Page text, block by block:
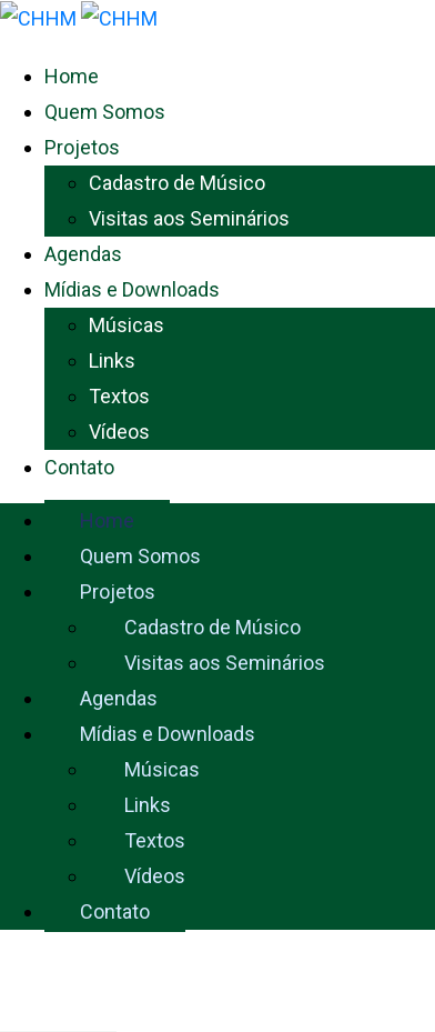
Home
Quem Somos
Projetos
Cadastro de Músico
Visitas aos Seminários
Agendas
Mídias e Downloads
Músicas
Links
Textos
Vídeos
Contato
Home
Quem Somos
Projetos
Cadastro de Músico
Visitas aos Seminários
Agendas
Mídias e Downloads
Músicas
Links
Textos
Vídeos
Contato